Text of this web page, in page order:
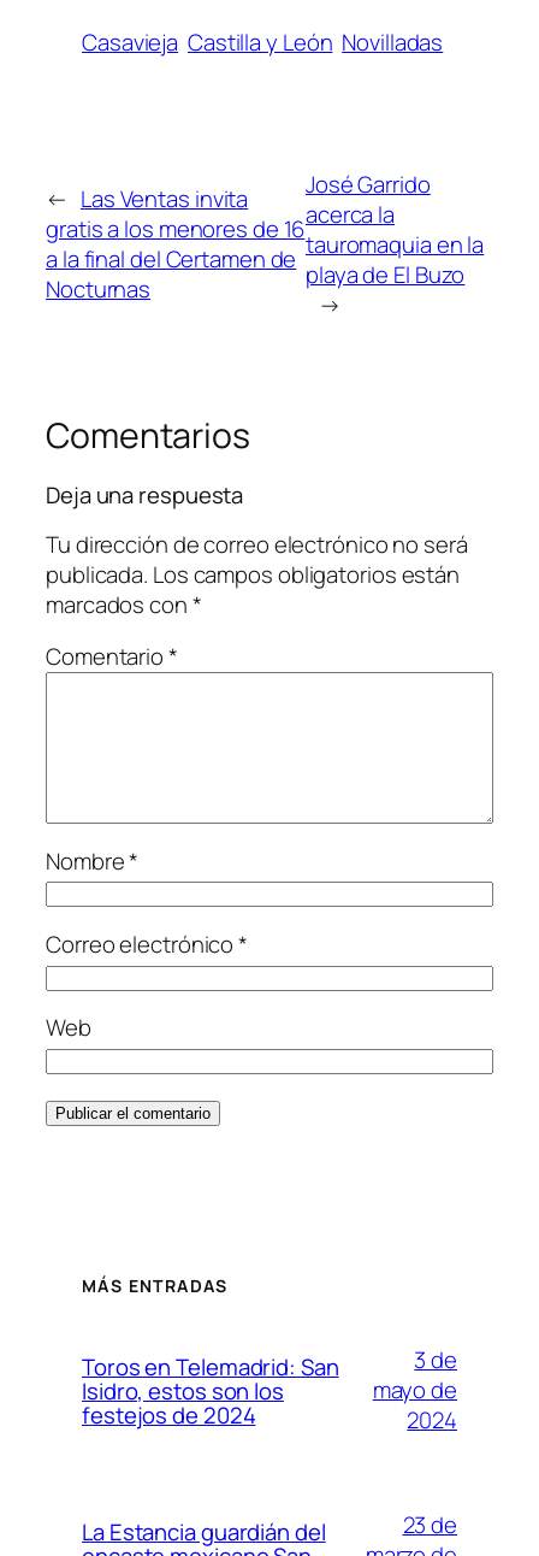
Casavieja Castilla y León Novilladas
← Las Ventas invita
gratis a los menores de 16
a la final del Certamen de
Nocturnas
José Garrido
acerca la
tauromaquia en la
playa de El Buzo
→
Comentarios
Deja una respuesta
Tu dirección de correo electrónico no será
publicada. Los campos obligatorios están
marcados con*
Comentario*
Nombre*
Correo electrónico*
Web
MÁS ENTRADAS
Toros en Telemadrid: San
Isidro, estos son los
festejos de 2024
3 de
mayo de
2024
La Estancia guardián del
23 de